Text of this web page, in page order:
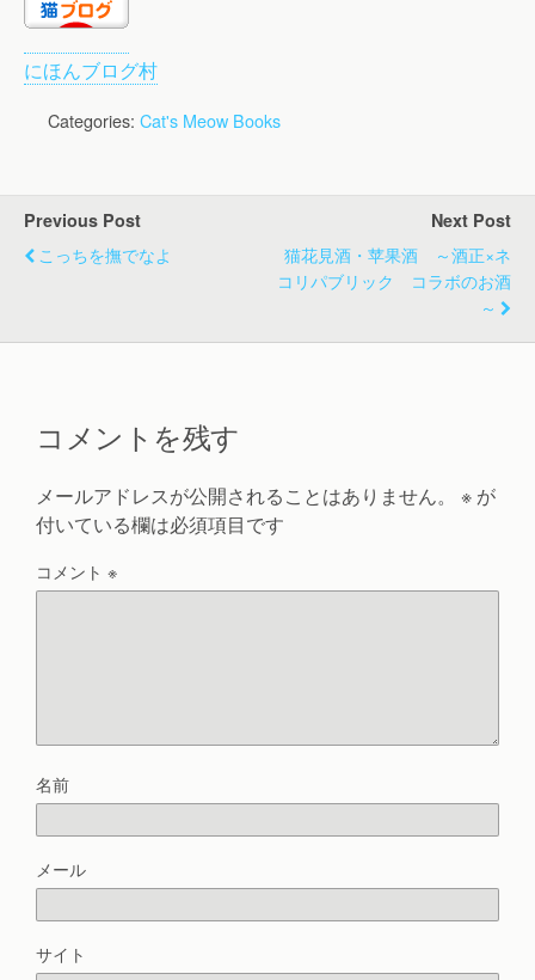
にほんブログ村
Categories: Cat's Meow Books
Previous Post
こっちを撫でなよ
Next Post
猫花見酒・苹果酒 ～酒正×ネ
コリパブリック コラボのお酒
～
コメントを残す
メールアドレスが公開されることはありません。 ※ が
付いている欄は必須項目です
コメント ※
名前
メール
サイト